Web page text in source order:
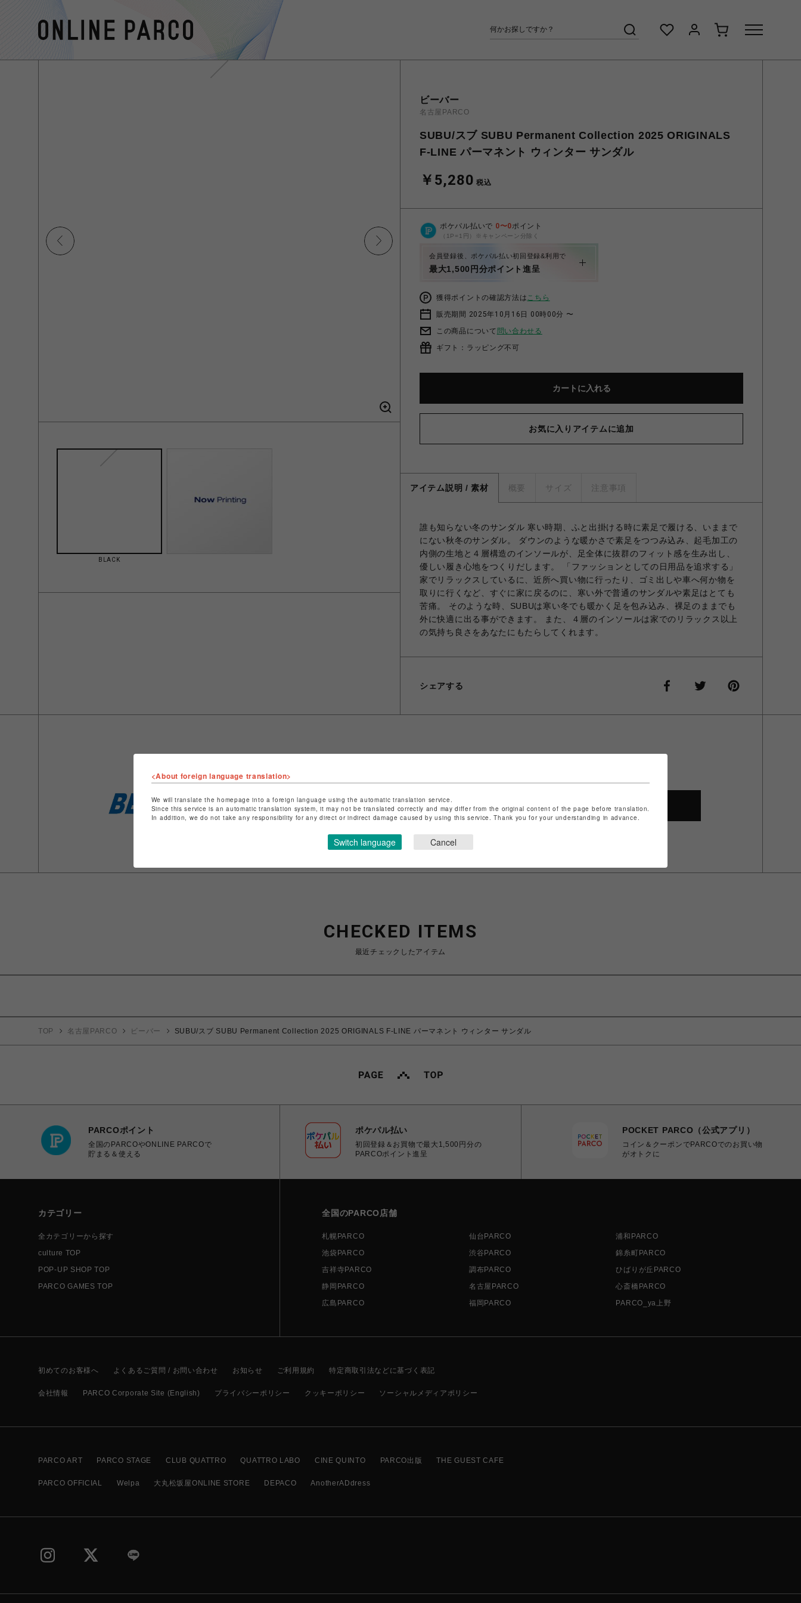
BLACK
ビーバー
名古屋PARCO
SUBU/スブ SUBU Permanent Collection 2025 ORIGINALS
F-LINE パーマネント ウィンター サンダル
￥5,280 税込
ポケパル払いで 0〜0ポイント
（1P=1円）※キャンペーン分除く
会員登録後、ポケパル払い初回登録&利用で
最大1,500円分ポイント進呈
獲得ポイントの確認方法はこちら
販売期間 2025年10月16日 00時00分 〜
この商品について 問い合わせる
ギフト：ラッピング不可
カートに入れる
お気に入りアイテムに追加
アイテム説明 / 素材 概要 サイズ 注意事項
誰も知らない冬のサンダル 寒い時期、ふと出掛ける時に素足で履ける、いままで
にない秋冬のサンダル。 ダウンのような暖かさで素足をつつみ込み、起毛加工の
内側の生地と４層構造のインソールが、足全体に抜群のフィット感を生み出し、
優しい履き心地をつくりだします。 「ファッションとしての日用品を追求する」
家でリラックスしているに、近所へ買い物に行ったり、ゴミ出しや車へ何か物を
取りに行くなど、すぐに家に戻るのに、寒い外で普通のサンダルや素足はとても
苦痛。 そのような時、SUBUは寒い冬でも暖かく足を包み込み、裸足のままでも
外に快適に出る事ができます。 また、４層のインソールは家でのリラックス以上
の気持ち良さをあなたにもたらしてくれます。
シェアする
ショップ名
特定商取引法など法令に基づく表記はこちら
ショップお問い合わせはこちら
SHOP TOP
CHECKED ITEMS
最近チェックしたアイテム
TOP 名古屋PARCO ビーバー SUBU/スブ SUBU Permanent Collection 2025 ORIGINALS F-LINE パーマネント ウィンター サンダル
PARCOポイント
全国のPARCOやONLINE PARCOで
貯まる＆使える
ポケパル払い
初回登録＆お買物で最大1,500円分の
PARCOポイント進呈
POCKET PARCO（公式アプリ）
コイン＆クーポンでPARCOでのお買い物
がオトクに
カテゴリー
全カテゴリーから探す
culture TOP
POP-UP SHOP TOP
PARCO GAMES TOP
全国のPARCO店舗
札幌PARCO 仙台PARCO
浦和PARCO
池袋PARCO
渋谷PARCO
錦糸町PARCO
吉祥寺PARCO
調布PARCO
ひばりが丘PARCO
静岡PARCO
名古屋PARCO
心斎橋PARCO
広島PARCO
福岡PARCO PARCO_ya上野
初めてのお客様へ よくあるご質問 / お問い合わせ お知らせ ご利用規約 特定商取引法などに基づく表記
会社情報 PARCO Corporate Site (English) プライバシーポリシー クッキーポリシー ソーシャルメディアポリシー
PARCO ART PARCO STAGE CLUB QUATTRO QUATTRO LABO CINE QUINTO PARCO出版 THE GUEST CAFE
PARCO OFFICIAL Welpa 大丸松坂屋ONLINE STORE DEPACO AnotherADdress
<About foreign language translation>
We will translate the homepage into a foreign language using the automatic translation service.
Since this service is an automatic translation system, it may not be translated correctly and may differ from the original content of the page before translation.
In addition, we do not take any responsibility for any direct or indirect damage caused by using this service. Thank you for your understanding in advance.
Switch language Cancel